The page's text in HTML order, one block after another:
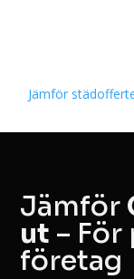
Jämför
Jämför
ut –
företag